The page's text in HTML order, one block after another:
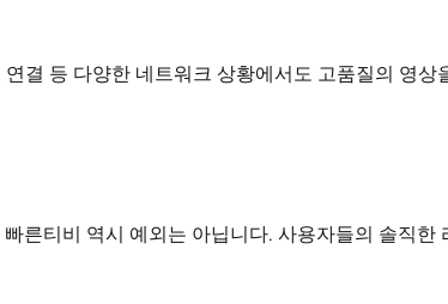
결 등 다양한 네트워크 상황에서도 고품질의 영상
른티비 역시 예외는 아닙니다. 사용자들의 솔직한